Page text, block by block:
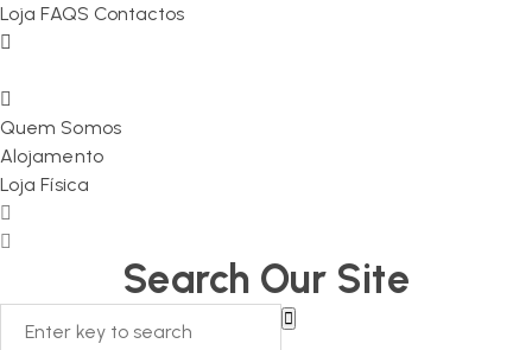
Loja FAQS Contactos
Quem Somos
Alojamento
Loja Física
Search Our Site